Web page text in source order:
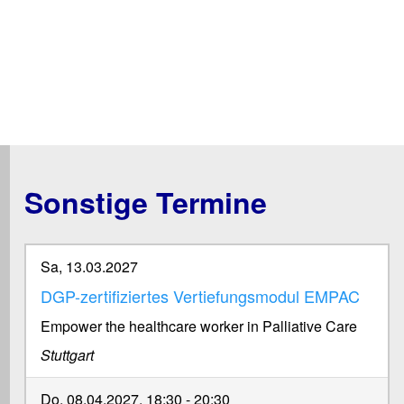
Sonstige Termine
Sa, 13.03.2027
DGP-zertifiziertes Vertiefungsmodul EMPAC
Empower the healthcare worker in Palliative Care
Stuttgart
Do, 08.04.2027, 18:30 -20:30